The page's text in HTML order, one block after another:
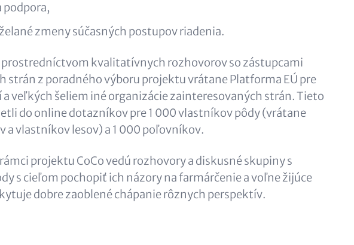
podpora,
zmeny súčasných postupov riadenia.
prostredníctvom kvalitatívnych rozhovorov so zástupcami
strán z poradného výboru projektu vrátanePlatforma EÚ pre
veľkých šeliem iné organizácie zainteresovaných strán. Tieto
do online dotazníkov pre 1 000 vlastníkov pôdy (vrátane
a vlastníkov lesov) a 1 000 poľovníkov.
projektu CoCo vedú rozhovory a diskusné skupiny s
s cieľom pochopiť ich názory na farmárčenie a voľne žijúce
dobre zaoblené chápanie rôznych perspektív.